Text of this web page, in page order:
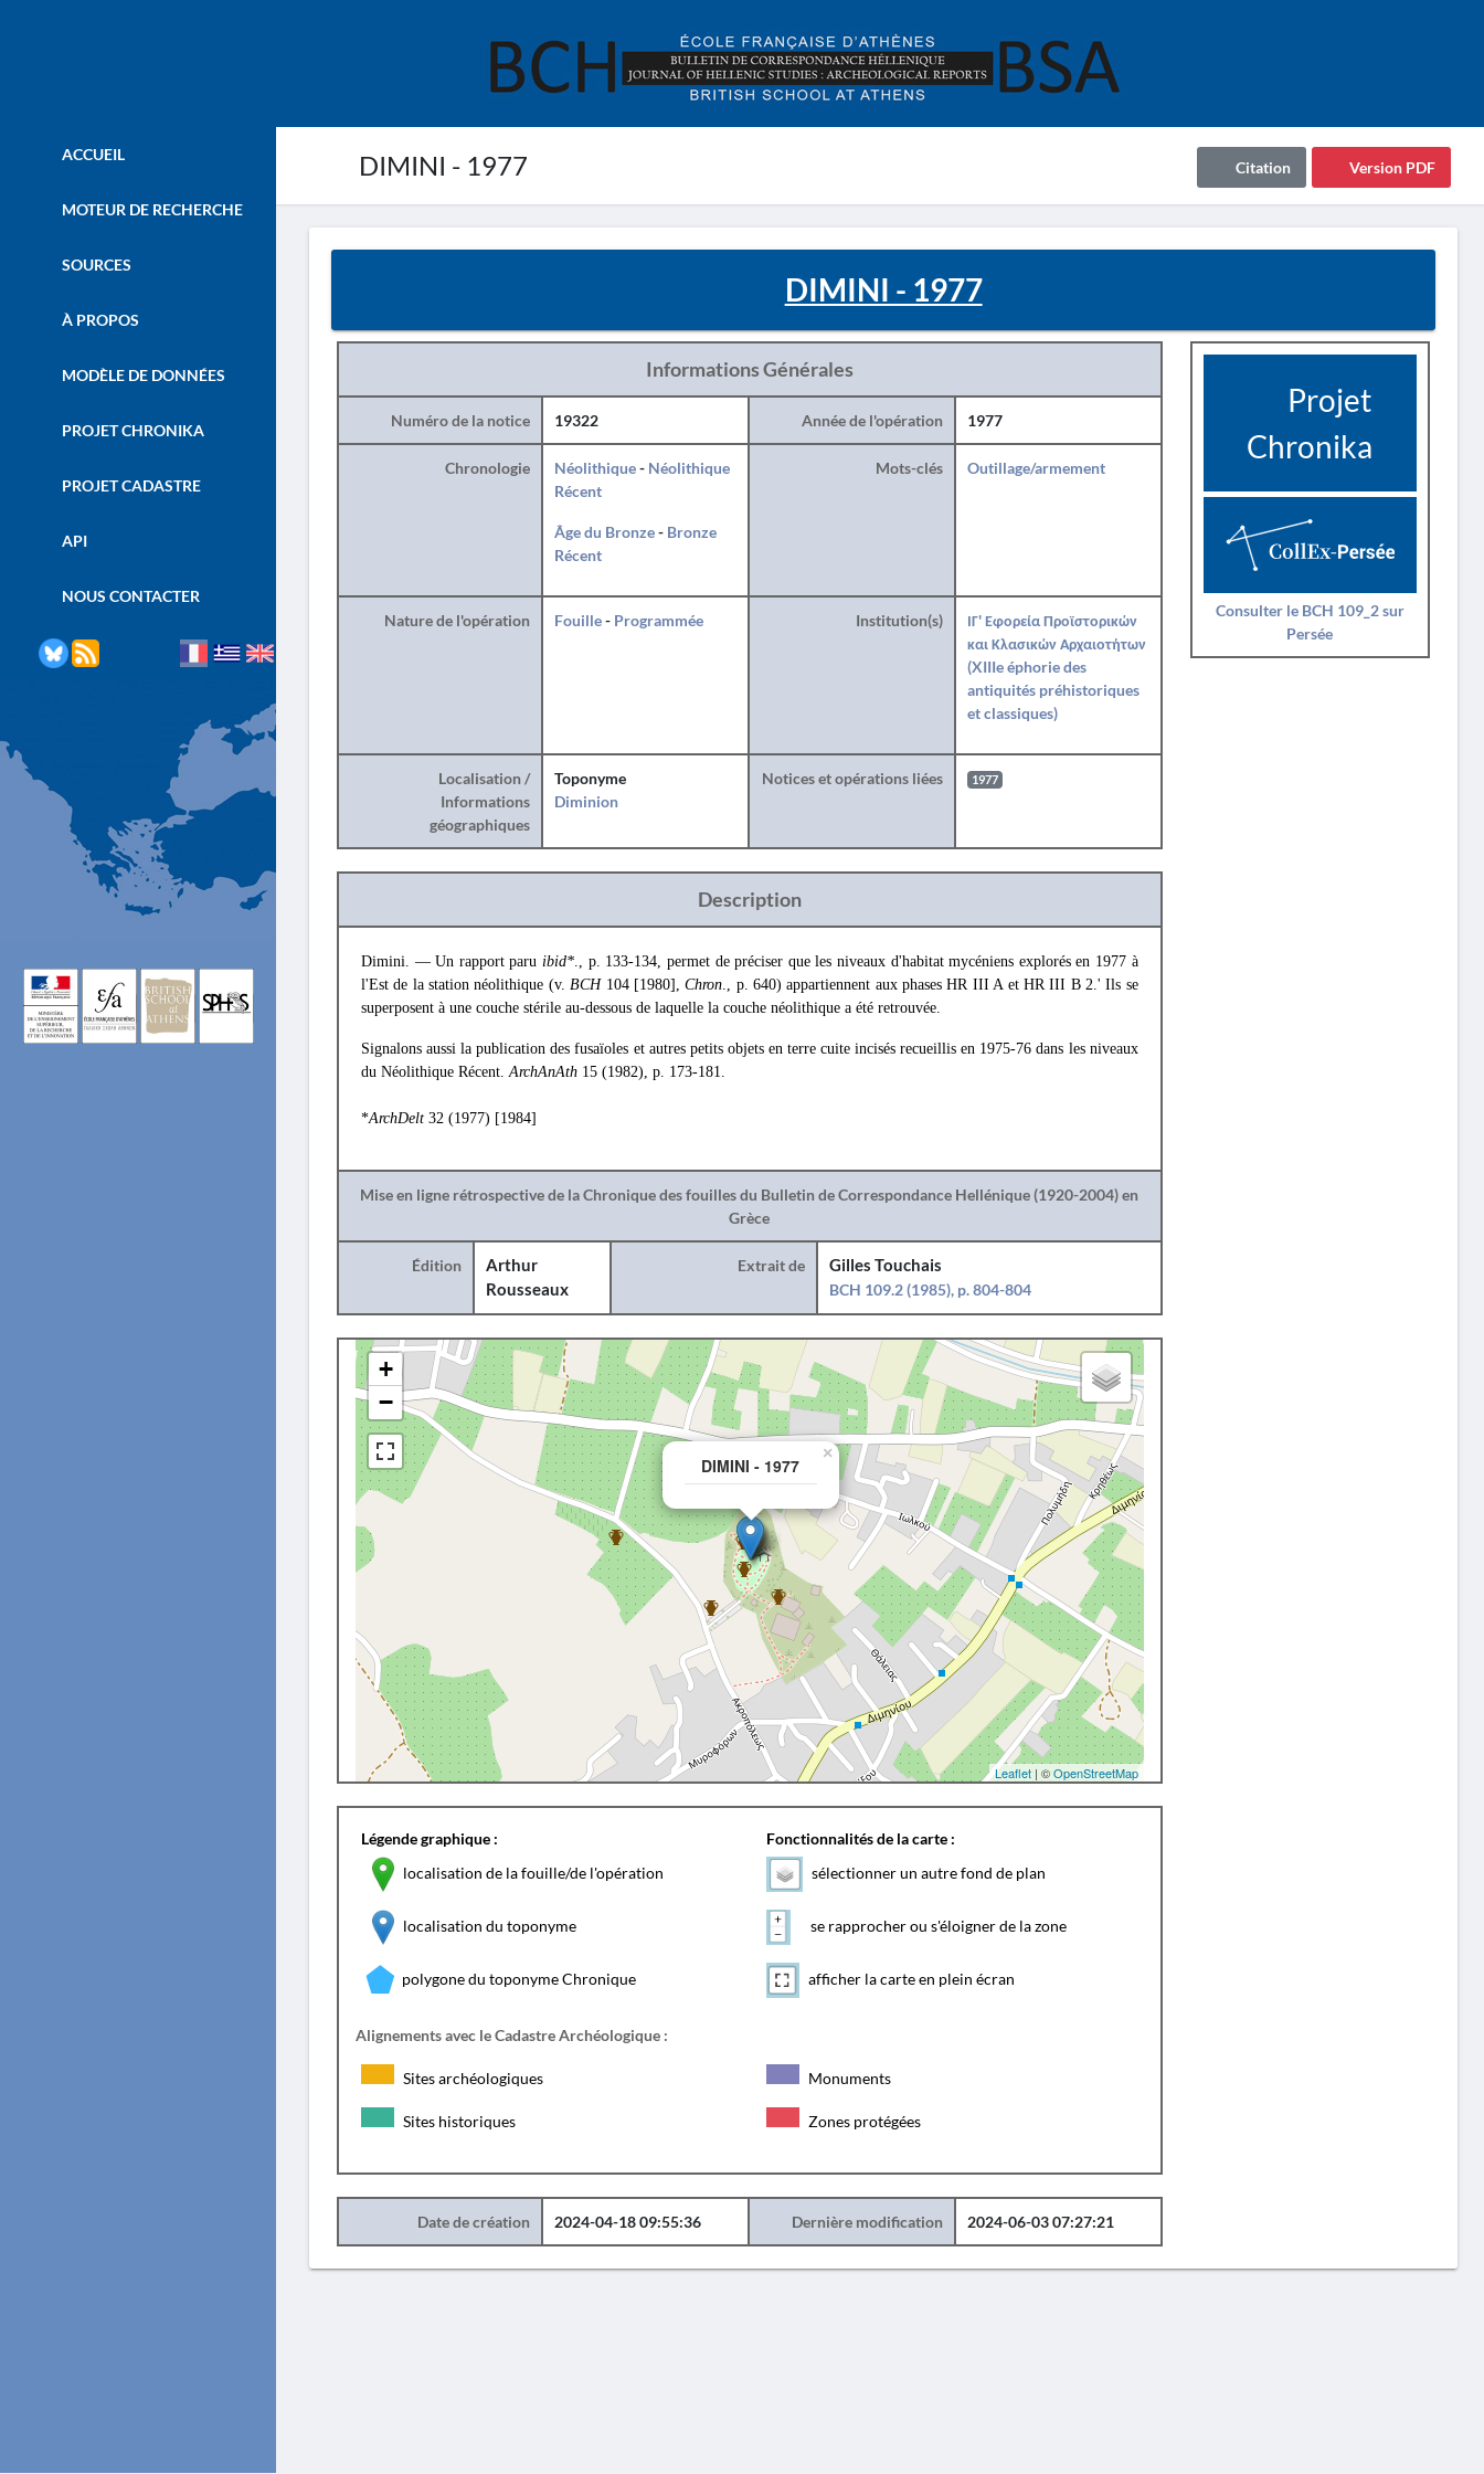
DIMINI - 1977 Version PDF
Citation
ACCUEIL
MOTEUR DE RECHERCHE
SOURCES
À PROPOS
MODÈLE DE DONNÉES
PROJET CHRONIKA
PROJET CADASTRE
API
NOUS CONTACTER
DIMINI - 1977
Informations Générales
Numéro de la notice 19322 Année de l'opération 1977
Chronologie Néolithique- Néolithique
Récent
Âge du Bronze- Bronze
Récent
Mots-clés Outillage/armement
Nature de l'opération Fouille- Programmée Institution(s)
ΙΓ' Εφορεία Προϊστορικών
και Κλασικών Αρχαιοτήτων
(XIIIe éphorie des
antiquités préhistoriques
et classiques)
Localisation /
Informations
géographiques
Toponyme
Diminion
Notices et opérations liées 1977
Description
Dimini. — Un rapport paru ibid*., p. 133-134, permet de préciser que les niveaux d'habitat mycéniens explorés en 1977 à
l'Est de la station néolithique (v.BCH104 [1980],Chron., p. 640) appartiennent aux phases HR III A et HR III B 2.' Ils se
superposent à une couche stérile au-dessous de laquelle la couche néolithique a été retrouvée.
Signalons aussi la publication des fusaïoles et autres petits objets en terre cuite incisés recueillis en 1975-76 dans les niveaux
du Néolithique Récent. ArchAnAth 15 (1982), p. 173-181.
*ArchDelt 32 (1977) [1984]
Mise en ligne rétrospective de la Chronique des fouilles du Bulletin de Correspondance Hellénique (1920-2004) en
Grèce
Édition
Arthur
Rousseaux
Extrait de
Gilles Touchais
BCH 109.2 (1985), p. 804-804
DIMINI - 1977
×
+
−
Leaflet| ©OpenStreetMap
Légende graphique :
localisation de la fouille/de l'opération
localisation du toponyme
polygone du toponyme Chronique
Fonctionnalités de la carte :
sélectionner un autre fond de plan
se rapprocher ou s'éloigner de la zone
afficher la carte en plein écran
Alignements avec le Cadastre Archéologique :
Sites archéologiques Monuments
Sites historiques Zones protégées
Date de création 2024-04-18 09:55:36 Dernière modification 2024-06-03 07:27:21
Projet
Chronika
Consulter le BCH 109_2 sur
Persée